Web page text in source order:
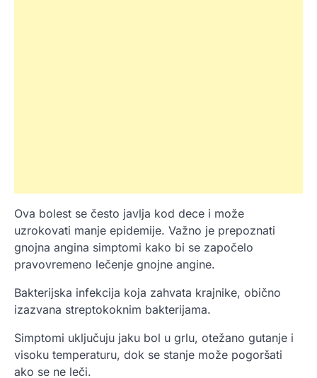
Ova bolest se često javlja kod dece i može
uzrokovati manje epidemije. Važno je prepoznati
gnojna angina simptomi kako bi se započelo
pravovremeno lečenje gnojne angine.
Bakterijska infekcija koja zahvata krajnike, obično
izazvana streptokoknim bakterijama.
Simptomi uključuju jaku bol u grlu, otežano gutanje i
visoku temperaturu, dok se stanje može pogoršati
ako se ne leči.